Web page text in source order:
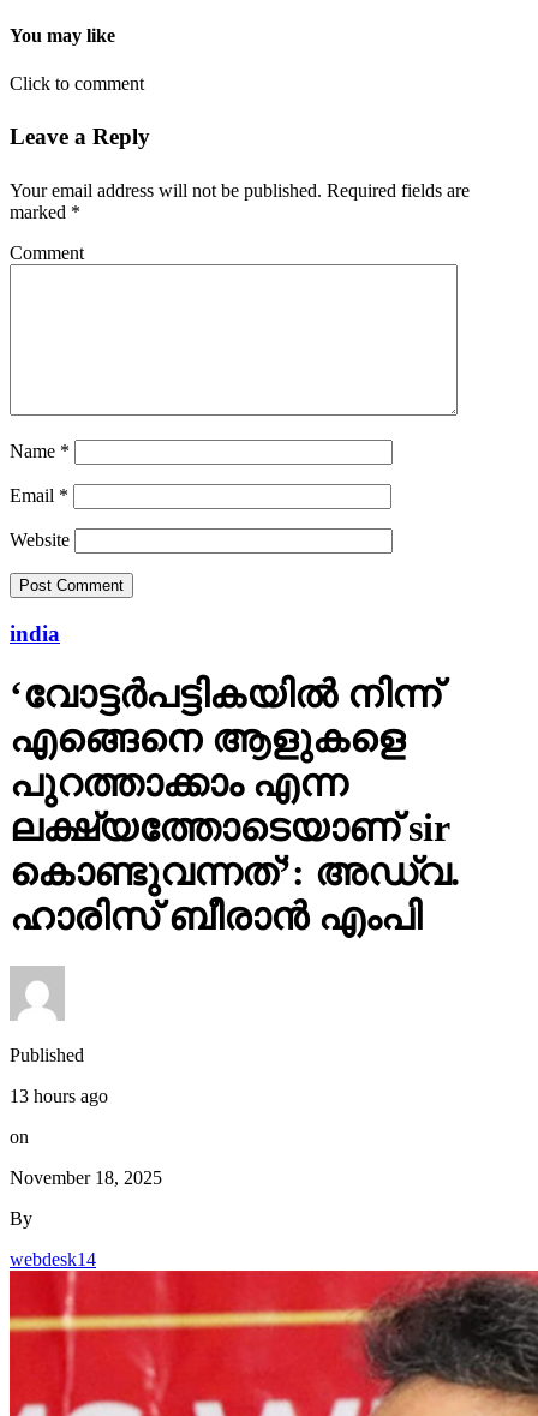
You may like
Click to comment
Leave a Reply
Your email address will not be published. Required fields are
marked *
Comment
Name *
Email *
Website
india
‘വോട്ടര്‍പട്ടികയില്‍ നിന്ന്
എങ്ങെനെ ആളുകളെ
പുറത്താക്കാം എന്ന
ലക്ഷ്യത്തോടെയാണ് sir
കൊണ്ടുവന്നത്’: അഡ്വ.
ഹാരിസ് ബീരാൻ എംപി
Published
13 hours ago
on
November 18, 2025
By
webdesk14